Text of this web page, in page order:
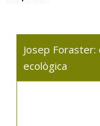
Josep
ecològica